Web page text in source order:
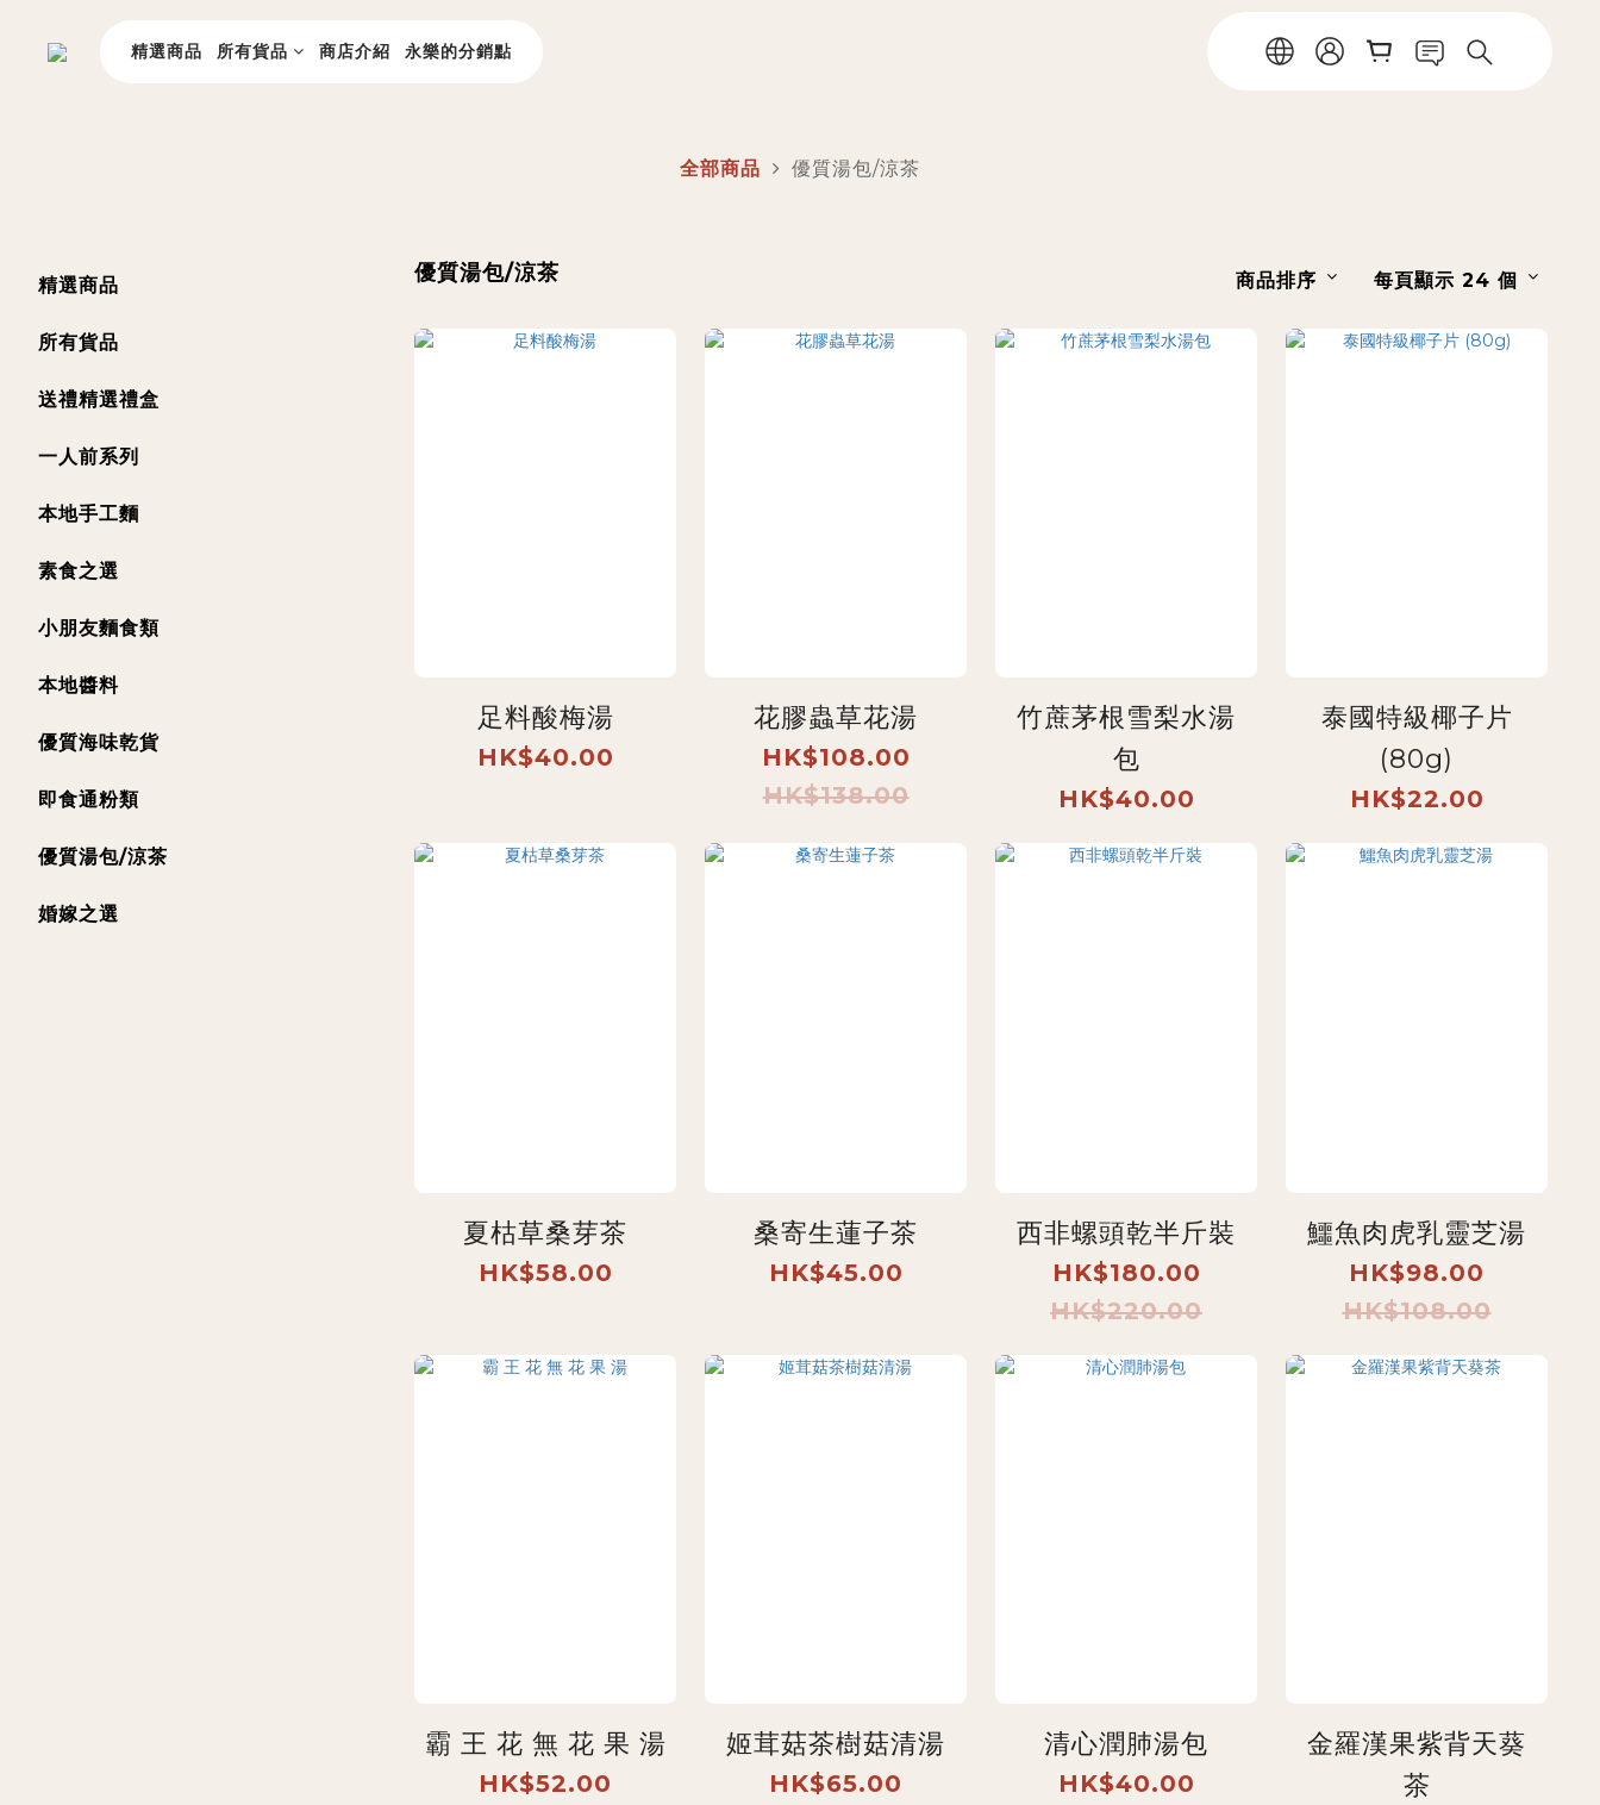
精選商品 所有貨品 商店介紹 永樂的分銷點
全部商品 優質湯包/涼茶
精選商品
所有貨品
送禮精選禮盒
一人前系列
本地手工麵
素食之選
小朋友麵食類
本地醬料
優質海味乾貨
即食通粉類
優質湯包/涼茶
婚嫁之選
優質湯包/涼茶 商品排序 每頁顯示 24 個
足料酸梅湯
HK$40.00
花膠蟲草花湯
HK$108.00
HK$138.00
竹蔗茅根雪梨水湯
包
HK$40.00
泰國特級椰子片
(80g)
HK$22.00
夏枯草桑芽茶
HK$58.00
桑寄生蓮子茶
HK$45.00
西非螺頭乾半斤裝
HK$180.00
HK$220.00
鱷魚肉虎乳靈芝湯
HK$98.00
HK$108.00
霸 王 花 無 花 果 湯
HK$52.00
姬茸菇茶樹菇清湯
HK$65.00
清心潤肺湯包
HK$40.00
金羅漢果紫背天葵
茶